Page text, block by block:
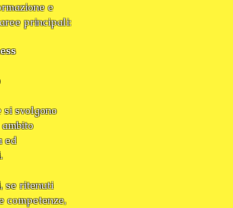
e
principali:
si svolgono
ed
se ritenuti
competenze,